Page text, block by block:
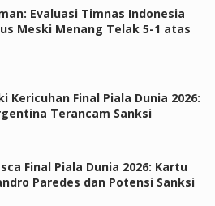
Evaluasi Timnas Indonesia
Meski Menang Telak 5-1 atas
Kericuhan Final Piala Dunia 2026:
Terancam Sanksi
Final Piala Dunia 2026: Kartu
Paredes dan Potensi Sanksi